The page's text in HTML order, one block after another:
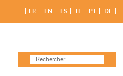
FR EN ES IT PT DE